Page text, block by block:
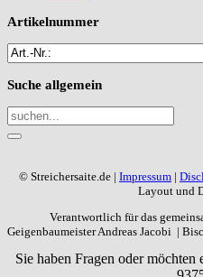
Artikelnummer
Suche allgemein
© Streichersaite.de | Impressum |
Layout und
Verantwortlich für das
Geigenbaumeister Andreas Jacobi |
Sie haben Fragen oder möchten